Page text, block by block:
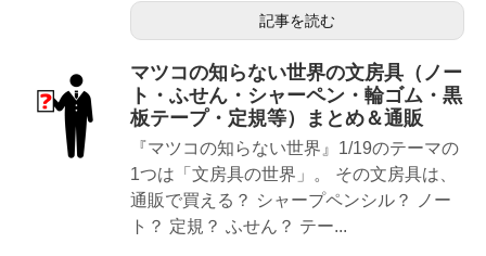
記事を読む
マツコの知らない世界の文房具（ノー
ト・ふせん・シャーペン・輪ゴム・黒
板テープ・定規等）まとめ＆通販
『マツコの知らない世界』1/19のテーマの
1つは「文房具の世界」。 その文房具は、
通販で買える？ シャープペンシル？ ノー
ト？ 定規？ ふせん？ テー...